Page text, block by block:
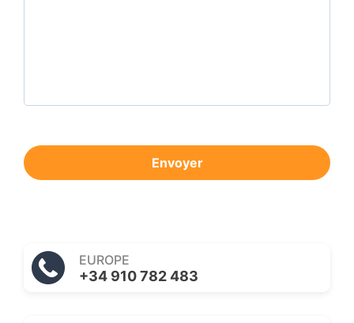
Envoyer
EUROPE
+34 910 782 483